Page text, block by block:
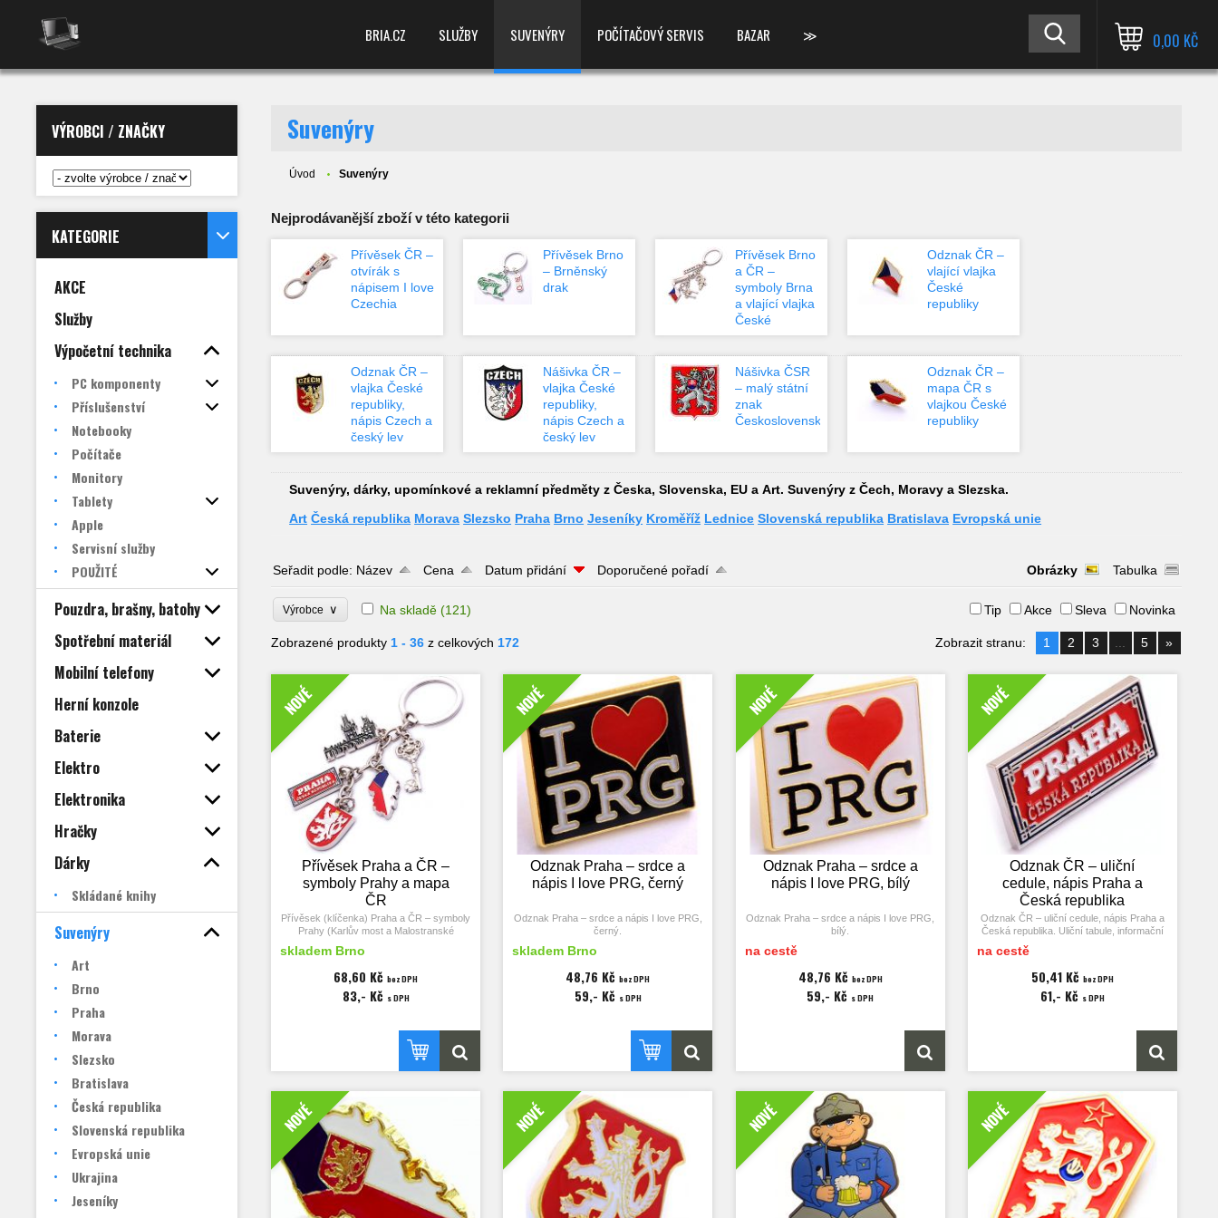
BRIA.CZ SLUŽBY SUVENÝRY POČÍTAČOVÝ SERVIS BAZAR ≫ 0,00 KČ
VÝROBCI / ZNAČKY
KATEGORIE
AKCE
Služby
Výpočetní technika
PC komponenty
Příslušenství
Notebooky
Počítače
Monitory
Tablety
Apple
Servisní služby
POUŽITÉ
Pouzdra, brašny, batohy
Spotřební materiál
Mobilní telefony
Herní konzole
Baterie
Elektro
Elektronika
Hračky
Dárky
Skládané knihy
Suvenýry
Art
Brno
Praha
Morava
Slezsko
Bratislava
Česká republika
Slovenská republika
Evropská unie
Ukrajina
Jeseníky
Suvenýry
Úvod Suvenýry
Nejprodávanější zboží v této kategorii
Přívěsek ČR –
otvírák s
nápisem I love
Czechia
Přívěsek Brno
– Brněnský
drak
Přívěsek Brno
a ČR –
symboly Brna
a vlající vlajka
České
republiky
Odznak ČR –
vlající vlajka
České
republiky
Odznak ČR –
vlajka České
republiky,
nápis Czech a
český lev
Nášivka ČR –
vlajka České
republiky,
nápis Czech a
český lev
Nášivka ČSR
– malý státní
znak
Československa
Odznak ČR –
mapa ČR s
vlajkou České
republiky
Suvenýry, dárky, upomínkové a reklamní předměty z Česka, Slovenska, EU a Art. Suvenýry z Čech, Moravy a Slezska.
Art Česká republika Morava Slezsko Praha Brno Jeseníky Kroměříž Lednice Slovenská republika Bratislava Evropská unie
Seřadit podle: Název Cena Datum přidání Doporučené pořadí Obrázky Tabulka
Výrobce ∨ Na skladě (121) Tip Akce Sleva Novinka
Zobrazené produkty 1 - 36 z celkových 172 Zobrazit stranu: 1 2 3 5 »
NOVÉ
Přívěsek Praha a ČR –
symboly Prahy a mapa
ČR
Přívěsek (klíčenka) Praha a ČR – symboly
Prahy (Karlův most a Malostranské
k městské bráně) a mapa ČR.
Nápis Praha.
skladem Brno
68,60 Kčbez DPH
83,- Kč s DPH
NOVÉ
Odznak Praha – srdce a
nápis I love PRG, černý
Odznak Praha – srdce a nápis I love PRG,
černý.
Rozměry odznaku 21x17 mm.
skladem Brno
48,76 Kčbez DPH
59,- Kč s DPH
NOVÉ
Odznak Praha – srdce a
nápis I love PRG, bílý
Odznak Praha – srdce a nápis I love PRG,
bílý.
Rozměry odznaku 21x17 mm.
na cestě
48,76 Kč bez DPH
59,- Kč s DPH
NOVÉ
Odznak ČR – uliční
cedule, nápis Praha a
Česká republika
Odznak ČR – uliční cedule, nápis Praha a
Česká republika. Uliční tabule, informační
cedulka, uliční značení.
na cestě
50,41 Kč bez DPH
61,- Kč s DPH
NOVÉ NOVÉ NOVÉ NOVÉ